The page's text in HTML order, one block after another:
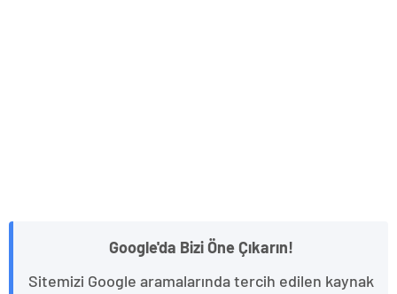
Google'da Bizi Öne Çıkarın!
Sitemizi Google aramalarında tercih edilen kaynak